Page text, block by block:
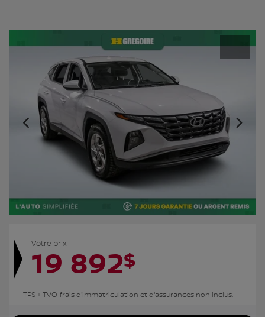
Votre prix
19 892$
TPS + TVQ, frais d'immatriculation et d'assurances non inclus.